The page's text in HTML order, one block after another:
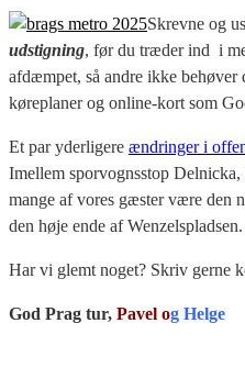
Skrevne og
udstigning, før du træder ind i
afdæmpet, så andre ikke behøver
køreplaner og online-kort som
Et par yderligere ændringer i
Imellem sporvognsstop
mange af vores gæster være den
den høje ende af Wenzelspladsen.
Har vi glemt noget? Skriv gerne
God Prag tur, Pavel og Helge